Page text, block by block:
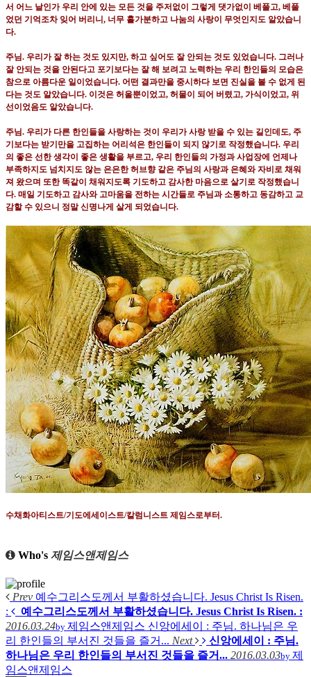
서 어느 날인가 우리 안에 있는 모든 것을 주저없이 그렇게 댓가없이 베풀고, 베풀
었던 기억조차 잊어 버리니, 너무 홀가분하고 나눔의 사랑이 무엇인지도 알았습니
다.
주님. 우리가 잘 하는 것도 있지만, 하고 싶어도 잘 안되는 것도 있었습니다. 그러나
잘 안되는 것을 안된다고 포기보다는 잘 해 보려고 노력하는 우리 한인들의 모습은
참으로 아름다운 일이었습니다. 어떤 결과만을 중시하다 보면 진실을 볼 수 없게 된
다는 것도 알았습니다. 이것은 허울뿐이었고, 허물이 되어 버렸고, 가식이었고, 위
선이었음도 알았습니다.
주님. 우리가 다른 한인들을 사랑하는 것이 우리가 사랑 받을 수 있는 길인데도, 주
기보다는 받기만을 고집하는 어리석은 한인들이 되지 않기로 작정했습니다. 우리
의 좋은 선한 생각이 좋은 생활을 부르고, 우리 한인들의 가정과 사업장에 언제나
부족하지도 넘치지도 않는 은은한 허브향 같은 주님의 사랑과 은혜와 자비로 채워
져 왔으며 또한 똑같이 채워지도록 기도하고 감사한 마음으로 살기로 작정했습니
다. 매일 기도하고 감사와 고마움을 전하는 시간들로 주님과 소통하고 동감하고 교
감할 수 있으니 정말 신명나게 살게 되었습니다.
수채화아티스트/기도에세이스트/칼럼니스트 제임스로부터.
Who's 제임스앤제임스
Prev 예수그리스도께서 부활하셨습니다. Jesus Christ Is Risen.
:
예수그리스도께서 부활하셨습니다. Jesus Christ Is Risen. :
2016.03.24by 제임스앤제임스 신앙에세이 : 주님. 하나님은 우
리 한인들의 부서진 것들을 즐거... Next
신앙에세이 : 주님.
하나님은 우리 한인들의 부서진 것들을 즐거... 2016.03.03by 제
임스앤제임스